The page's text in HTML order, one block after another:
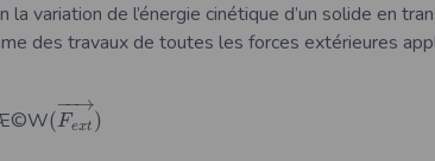
la variation de l’énergie cinétique d’un solide en
des travaux de toutes les forces extérieures
(Fext
−→
−
)